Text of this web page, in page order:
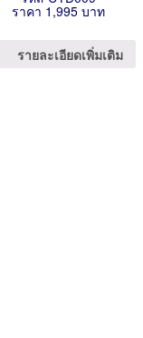
ราคา 1,995 บาท
รายละเอียดเพิ่มเติม